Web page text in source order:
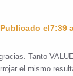
Publicado el7:39
Tanto
el mismo